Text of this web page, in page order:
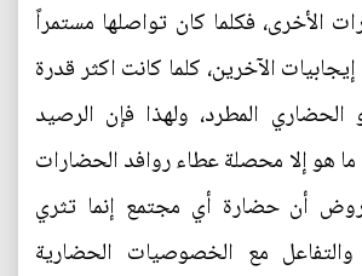
الأخرى، فكلما كان تواصلها مستمراً
الآخرين، كلما كانت اكثر قدرة
المطرد، ولهذا فإن الرصيد
ما هو إلا محصلة عطاء روافد الحضارات
أن حضارة أي مجتمع إنما تثري
والتفاعل مع الخصوصيات الحضارية